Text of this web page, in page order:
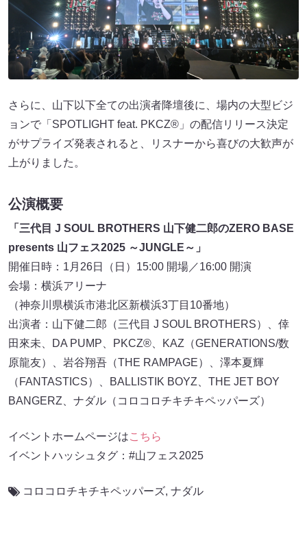
さらに、山下以下全ての出演者降壇後に、場内の大型ビジ
ョンで「SPOTLIGHT feat. PKCZ®」の配信リリース決定
がサプライズ発表されると、リスナーから喜びの大歓声が
上がりました。
公演概要
「三代目 J SOUL BROTHERS 山下健二郎のZERO BASE
presents 山フェス2025 ～JUNGLE～」
開催日時：1月26日（日）15:00 開場／16:00 開演
会場：横浜アリーナ
（神奈川県横浜市港北区新横浜3丁目10番地）
出演者：山下健二郎（三代目 J SOUL BROTHERS）、倖
田來未、DA PUMP、PKCZ®、KAZ（GENERATIONS/数
原龍友）、岩谷翔吾（THE RAMPAGE）、澤本夏輝
（FANTASTICS）、BALLISTIK BOYZ、THE JET BOY
BANGERZ、ナダル（コロコロチキチキペッパーズ）
イベントホームページはこちら
イベントハッシュタグ：#山フェス2025
コロコロチキチキペッパーズ, ナダル